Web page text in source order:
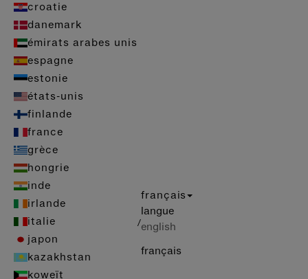
croatie
danemark
émirats arabes unis
espagne
estonie
états-unis
finlande
france
grèce
hongrie
inde
irlande
italie
japon
kazakhstan
koweït
/
français
langue
english
français